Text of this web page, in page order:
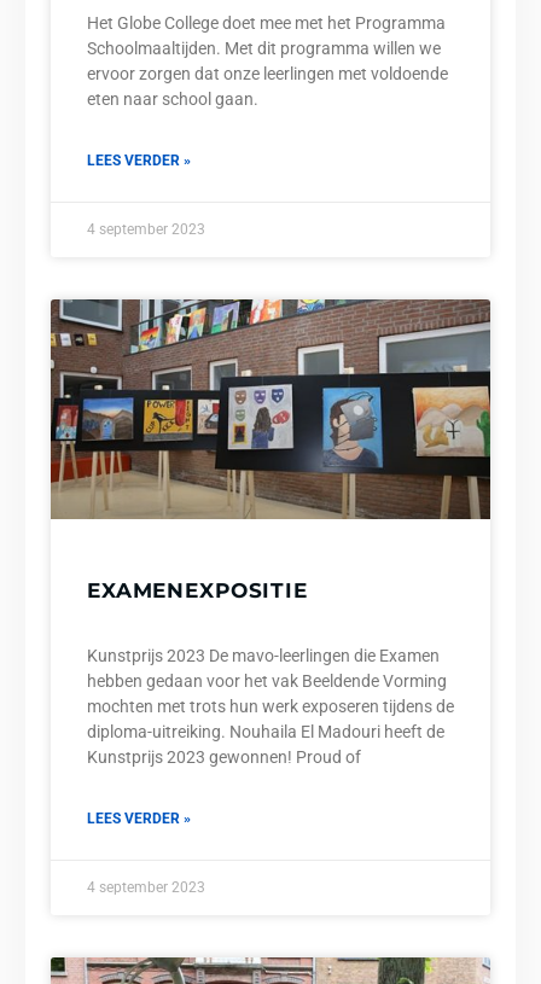
Het Globe College doet mee met het Programma
Schoolmaaltijden. Met dit programma willen we
ervoor zorgen dat onze leerlingen met voldoende
eten naar school gaan.
LEES VERDER »
4 september 2023
EXAMENEXPOSITIE
Kunstprijs 2023 De mavo-leerlingen die Examen
hebben gedaan voor het vak Beeldende Vorming
mochten met trots hun werk exposeren tijdens de
diploma-uitreiking. Nouhaila El Madouri heeft de
Kunstprijs 2023 gewonnen! Proud of
LEES VERDER »
4 september 2023